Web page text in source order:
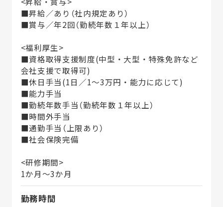
■昇給／あり（社内規定あり）
■賞与／年2回（勤続年数１年以上）
<福利厚生>
■資格取得支援制度(中型・大型・特殊免許など
会社支援で取得可)
■休日手当(1日／1～3万円・能力に応じて)
■能力手当
■勤続年数手当（勤続年数１年以上）
■時間外手当
■通勤手当（上限あり）
■社会保険完備
<研修期間>
1か月～3か月
勤務時間